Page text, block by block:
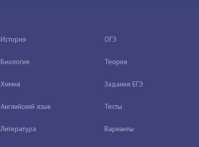
История
Биология
Химия
Английский язык
Литература
ОГЭ
Теория
Задания ЕГЭ
Тесты
Варианты